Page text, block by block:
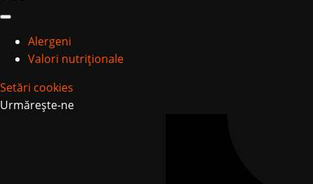
Alergeni
Valori nutriționale
Setări cookies
Urmărește-ne